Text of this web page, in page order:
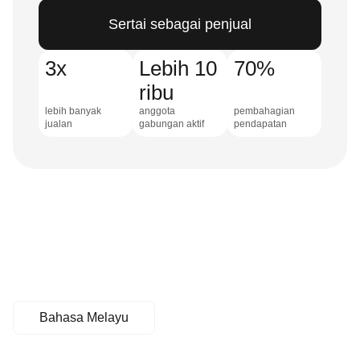
Sertai sebagai penjual
3x
lebih banyak
jualan
Lebih 10
ribu
anggota
gabungan aktif
70%
pembahagian
pendapatan
Bahasa Melayu